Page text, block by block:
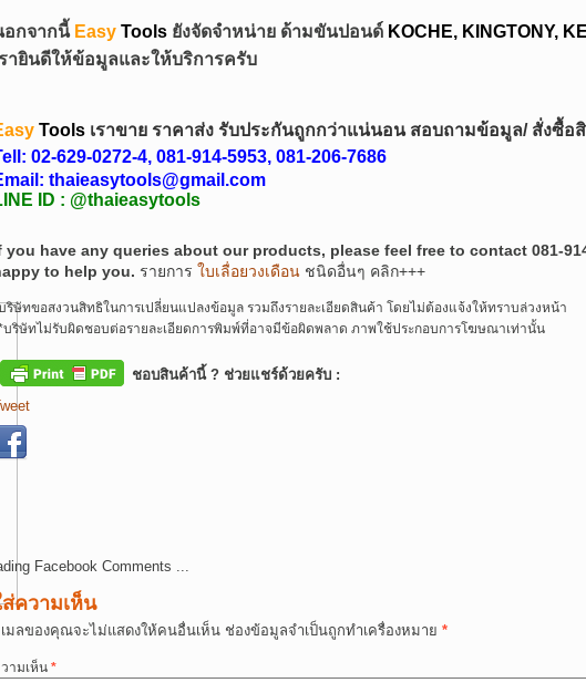
อกจากนี้ Easy Tools ยังจัดจำหน่าย ด้ามขันปอนด์ KOCHE, KINGTONY,
ายินดีให้ข้อมูลและให้บริการครับ
Tools เราขาย ราคาส่ง รับประกันถูกกว่าแน่นอน สอบถามข้อมูล/ สั่งซื้อ
02-629-0272-4, 081-914-5953, 081-206-7686
thaieasytools@gmail.com
ID : @thaieasytools
you have any queries about our products, please feel free to contact 081-
to help you. รายการ ใบเลื่อยวงเดือน ชนิดอื่นๆ คลิก+++
ริษัทขอสงวนสิทธิในการเปลี่ยนแปลงข้อมูล รวมถึงรายละเอียดสินค้า โดยไม่ต้องแจ้งให้ทราบล่วงหน้า
บริษัทไม่รับผิดชอบต่อรายละเอียดการพิมพ์ที่อาจมีข้อผิดพลาด ภาพใช้ประกอบการโฆษณาเท่านั้น
ชอบสินค้านี้ ? ช่วยแชร์ด้วยครับ :
Facebook Comments ...
ส่ความเห็น
มลของคุณจะไม่แสดงให้คนอื่นเห็น ช่องข้อมูลจำเป็นถูกทำเครื่องหมาย *
ามเห็น *